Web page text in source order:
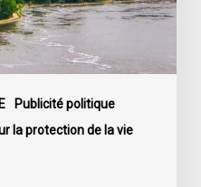
Publicité politique
la protection de la vie